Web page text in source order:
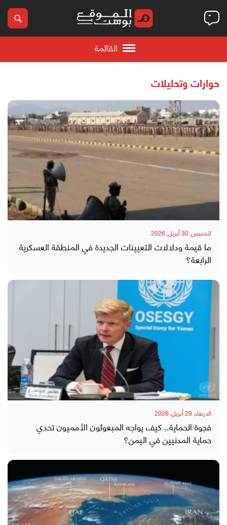
القائمة
حوارات وتحليلات
الخميس, 30 أبريل, 2026
ما قيمة ودلالات التعيينات الجديدة في المنطقة العسكرية
الرابعة؟
الاربعاء, 29 أبريل, 2026
فجوة الحماية.. كيف يواجه المبعوثون الأمميون تحدي
حماية المدنيين في اليمن؟